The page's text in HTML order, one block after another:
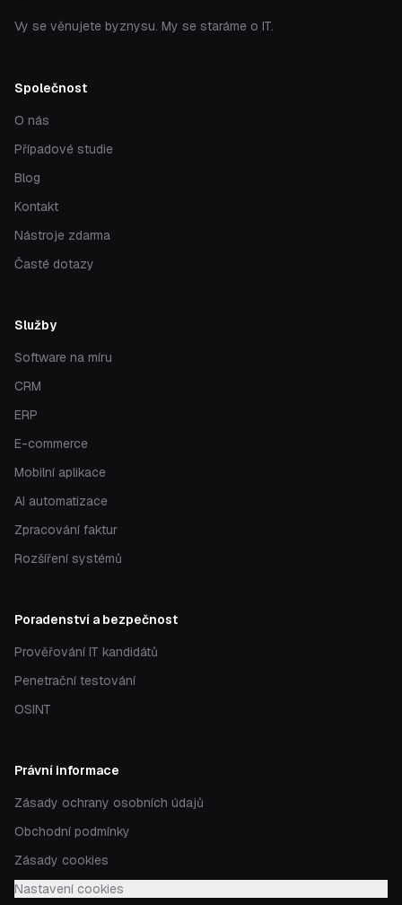
Vy se věnujete byznysu. My se staráme o IT.
Společnost
O nás
Případové studie
Blog
Kontakt
Nástroje zdarma
Časté dotazy
Služby
Software na míru
CRM
ERP
E-commerce
Mobilní aplikace
AI automatizace
Zpracování faktur
Rozšíření systémů
Poradenství a bezpečnost
Prověřování IT kandidátů
Penetrační testování
OSINT
Právní informace
Zásady ochrany osobních údajů
Obchodní podmínky
Zásady cookies
Nastavení cookies